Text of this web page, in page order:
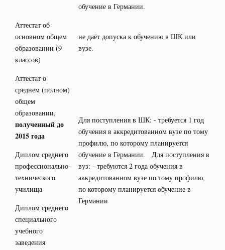
обучение в Германии.
Аттестат об
основном общем
образовании (9
классов)
не даёт допуска к обучению в ШК или
вузе.
Аттестат о
среднем (полном)
общем
образовании,
полученный до
2015 года
Для поступления в ШК: - требуется 1 год
обучения в аккредитованном вузе по тому
профилю, по которому планируется
обучение в Германии. Для поступления в
вуз: - требуются 2 года обучения в
аккредитованном вузе по тому профилю,
по которому планируется обучение в
Германии
Диплом среднего
профессионально-
технического
училища
Диплом среднего
специального
учебного
заведения